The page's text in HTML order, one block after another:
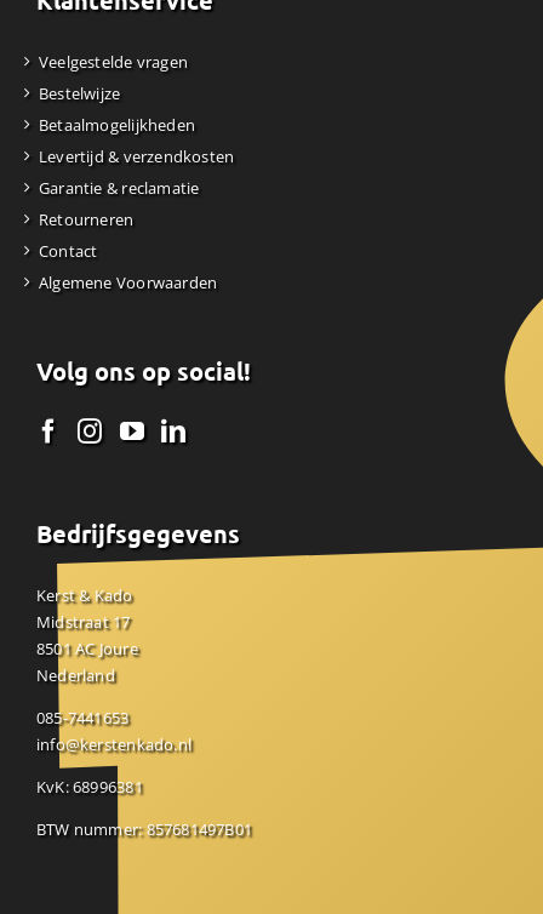
Veelgestelde vragen
Bestelwijze
Betaalmogelijkheden
Levertijd & verzendkosten
Garantie & reclamatie
Retourneren
Contact
Algemene Voorwaarden
Volg ons op social!
Bedrijfsgegevens
Kerst & Kado
Midstraat 17
8501 AC Joure
Nederland
085-7441653
info@kerstenkado.nl
KvK: 68996381
BTW nummer: 857681497B01